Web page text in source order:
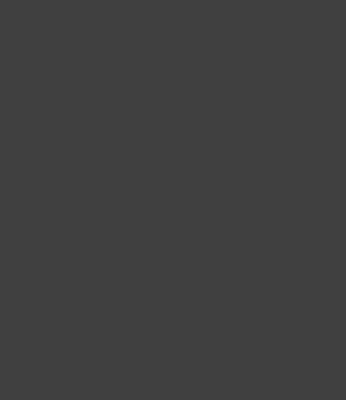
el numero de fotos incluidas en tu